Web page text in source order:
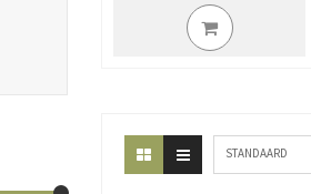
STANDAARD